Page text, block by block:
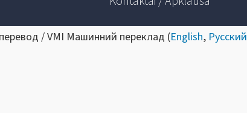
/ VMI Машинний переклад (English, Русский